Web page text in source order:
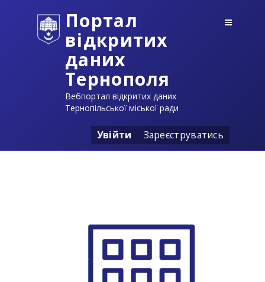
Портал
відкритих
даних
Тернополя
Вебпортал відкритих даних
Тернопільської міської ради
Увійти Зареєструватись